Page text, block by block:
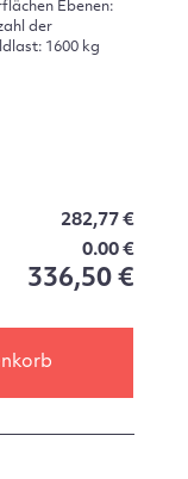
Ebenen:
der
1600 kg
282,77 €
0.00 €
336,50 €